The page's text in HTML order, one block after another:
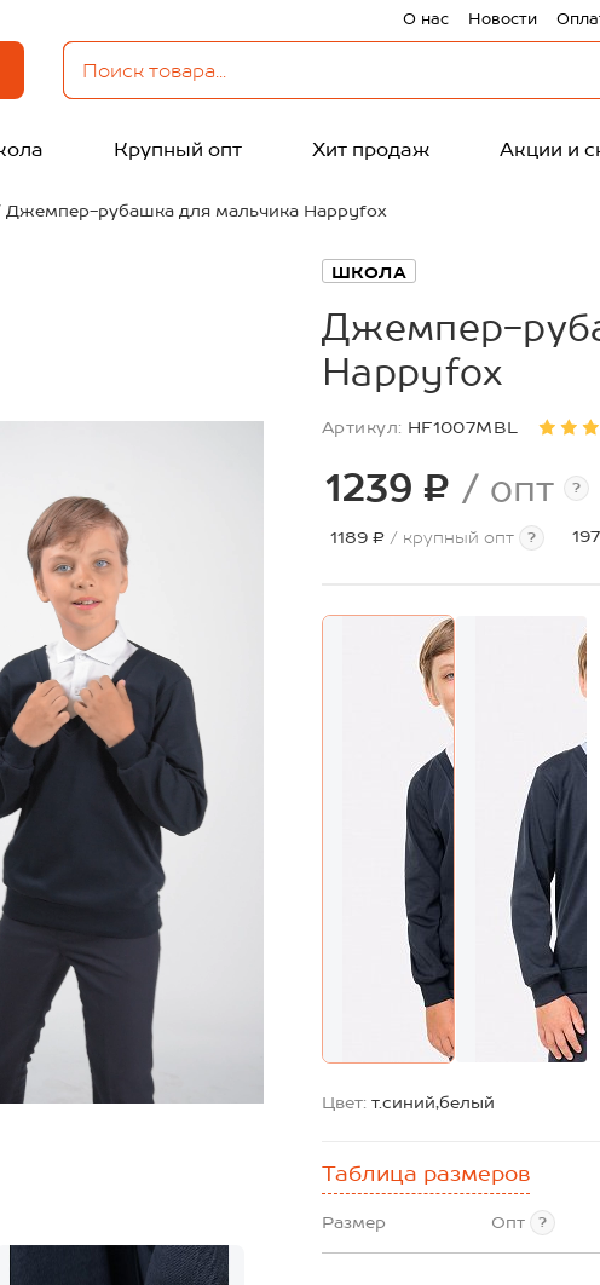
О нас Новости
Крупный опт Хит продаж Акции и
Джемпер-рубашка для мальчика Happyfox
ШКОЛА
Джемпер-
Happyfox
Артикул: HF1007MBL
1239 ₽ / опт ?
1189 ₽ / крупный опт ?
Цвет: т.синий,белый
Таблица размеров
Размер Опт ?